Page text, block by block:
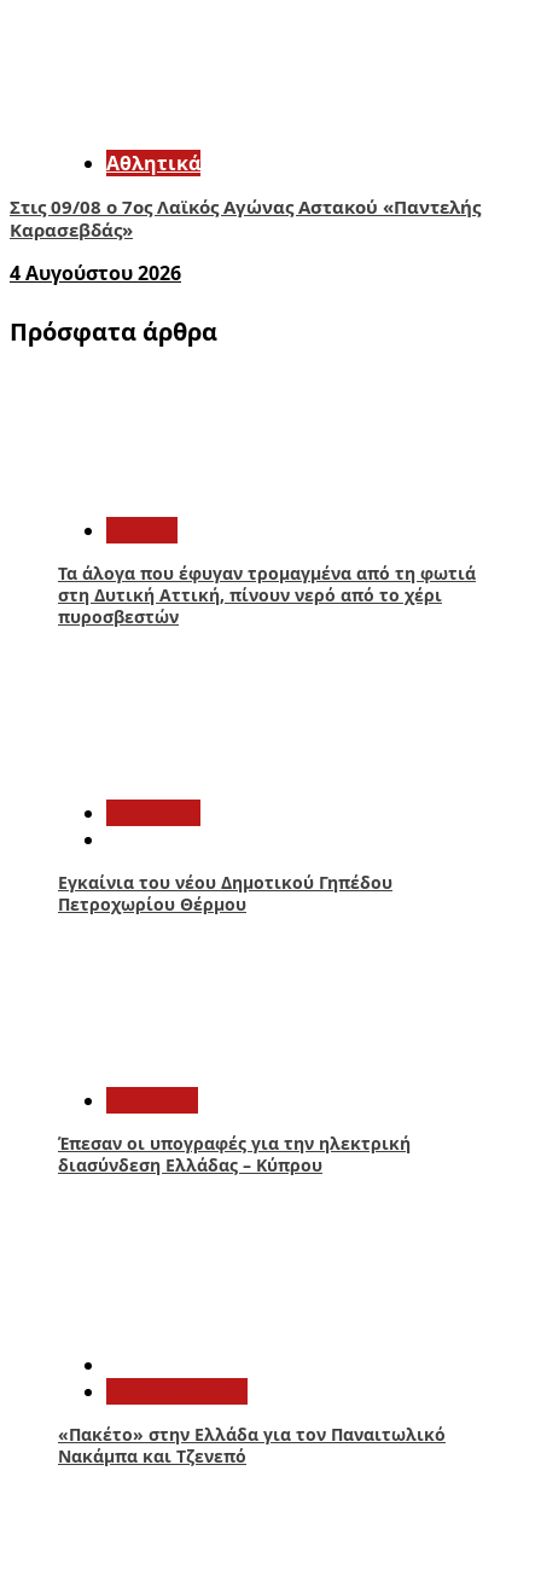
Αθλητικά
Στις 09/08 ο 7ος Λαϊκός Αγώνας Αστακού «Παντελής
Καρασεβδάς»
4 Αυγούστου 2026
Πρόσφατα άρθρα
Τα άλογα που έφυγαν τρομαγμένα από τη φωτιά
στη Δυτική Αττική, πίνουν νερό από το χέρι
πυροσβεστών
Εγκαίνια του νέου Δημοτικού Γηπέδου
Πετροχωρίου Θέρμου
Έπεσαν οι υπογραφές για την ηλεκτρική
διασύνδεση Ελλάδας – Κύπρου
«Πακέτο» στην Ελλάδα για τον Παναιτωλικό
Νακάμπα και Τζενεπό